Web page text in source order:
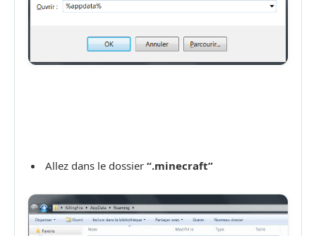
Allez dans le dossier “.minecraft”